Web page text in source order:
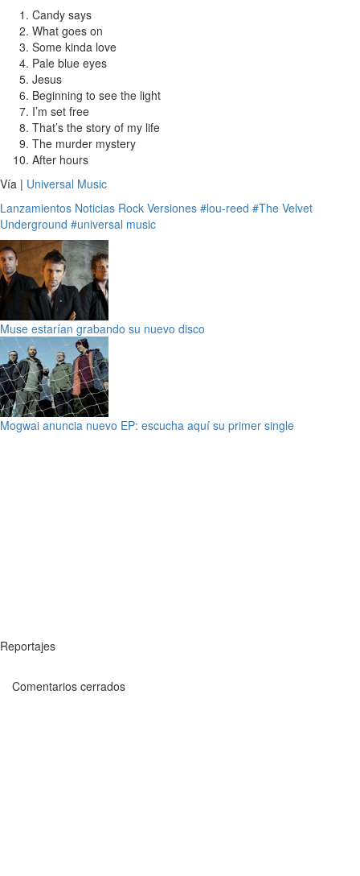
Candy says
What goes on
Some kinda love
Pale blue eyes
Jesus
Beginning to see the light
I’m set free
That’s the story of my life
The murder mystery
After hours
Vía | Universal Music
Lanzamientos Noticias Rock Versiones #lou-reed #The Velvet
Underground #universal music
Muse estarían grabando su nuevo disco
Mogwai anuncia nuevo EP: escucha aquí su primer single
Reportajes
Comentarios cerrados